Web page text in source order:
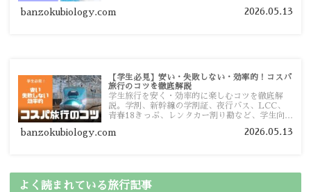
banzokubiology.com 2026.05.13
【学生必見】安い・失敗しない・効率的！コスパ
旅行のコツを徹底解説
学生旅行を安く・効率的に楽しむコツを徹底解
説。学割、新幹線の学割証、夜行バス、LCC、
青春18きっぷ、レンタカー割り勘など、学生向け
banzokubiology.com 2026.05.13
よく読まれている旅行記事